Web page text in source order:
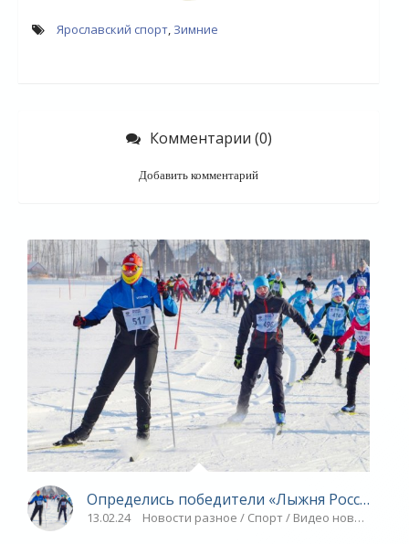
Ярославский спорт, Зимние
Комментарии (0)
Добавить комментарий
Определись победители «Лыжня России –
13.02.24 Новости разное / Спорт / Видео новости